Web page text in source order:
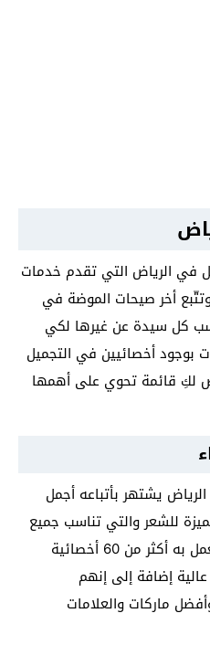
في الرياض التي تقدم خدمات
أخر صيحات الموضة في
كل سيدة عن غيرها لكي
بوجود أخصائيين في التجميل
لكِ قائمة تحوي على أهمها
يشتهر بأتباعه أجمل
للشعر والتي تناسب جميع
السيدات ولجميع المناسبات ويعمل به أكثر من 60 أخصائية
إضافة إلى إنهم
ماركات والعلامات